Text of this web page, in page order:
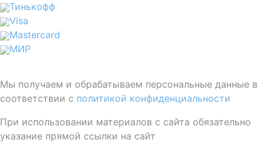
Тинькофф
Visa
Mastercard
МИР
Мы получаем и обрабатываем персональные данные в
соответствии с политикой конфиденциальности
При использовании материалов с сайта обязательно
указание прямой ссылки на сайт